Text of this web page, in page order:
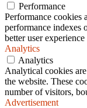
Performance
Performance cookies
performance indexes
better user
Analytics
Analytics
Analytical cookies
the website. These
number of visitors,
Advertisement